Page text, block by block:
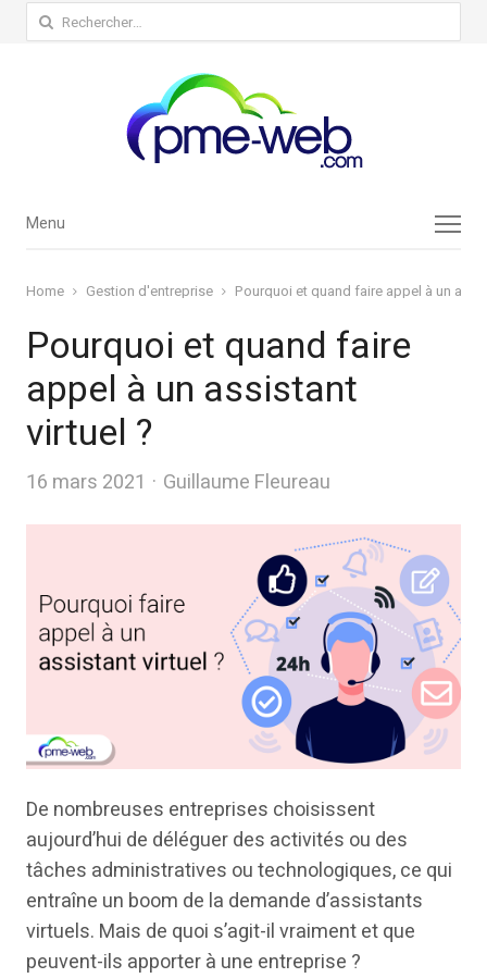
Rechercher :
Menu
Menu
Home Gestion d'entreprise Pourquoi et quand faire appel à un
Pourquoi et quand faire
appel à un assistant
virtuel ?
16 mars 2021 Author
Guillaume Fleureau
De nombreuses entreprises choisissent
aujourd’hui de déléguer des activités ou des
tâches administratives ou technologiques, ce qui
entraîne un boom de la demande d’assistants
virtuels. Mais de quoi s’agit-il vraiment et que
peuvent-ils apporter à une entreprise ?